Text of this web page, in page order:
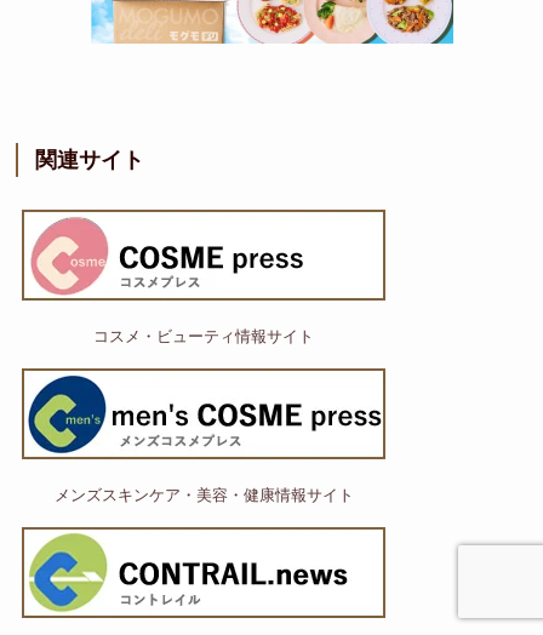
関連サイト
コスメ・ビューティ情報サイト
メンズスキンケア・美容・健康情報サイト